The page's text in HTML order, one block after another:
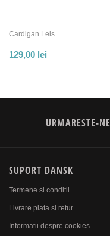
Cardigan Leis
129,00 lei
URMARESTE-
SUPORT DANSK
Termene si conditii
Livrare plata si retur
Informatii despre cookies